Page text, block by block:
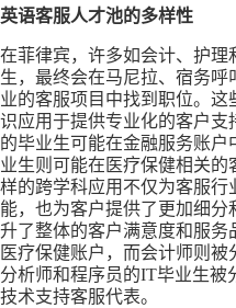
英语客服人才池的多样性
在菲律宾，许多如会计、护理
生，最终会在马尼拉、宿务
业的客服项目中找到职位。这
识应用于提供专业化的客户支
的毕业生可能在金融服务账
业生则可能在医疗保健相关
样的跨学科应用不仅为客服行
能，也为客户提供了更加细分
升了整体的客户满意度和服务
医疗保健账户，而会计师则
分析师和程序员的IT毕业生被
技术支持客服代表。